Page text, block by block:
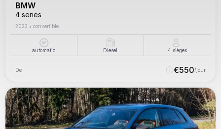
BMW
4 series
2023 • convertible
automatic Diesel 4 sièges
De €550/jour